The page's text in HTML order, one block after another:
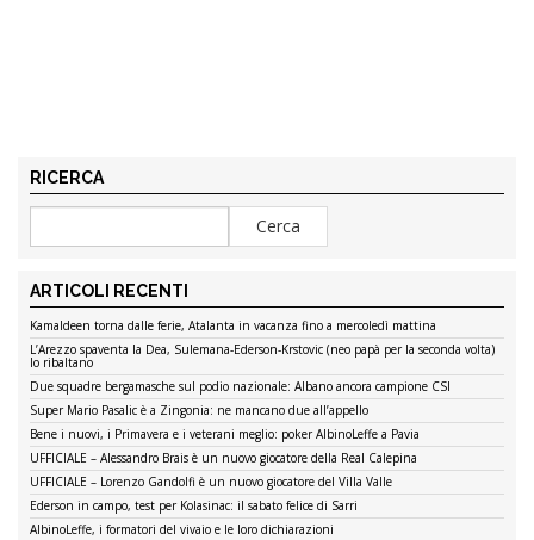
RICERCA
ARTICOLI RECENTI
Kamaldeen torna dalle ferie, Atalanta in vacanza fino a mercoledì mattina
L’Arezzo spaventa la Dea, Sulemana-Ederson-Krstovic (neo papà per la seconda volta)
lo ribaltano
Due squadre bergamasche sul podio nazionale: Albano ancora campione CSI
Super Mario Pasalic è a Zingonia: ne mancano due all’appello
Bene i nuovi, i Primavera e i veterani meglio: poker AlbinoLeffe a Pavia
UFFICIALE – Alessandro Brais è un nuovo giocatore della Real Calepina
UFFICIALE – Lorenzo Gandolfi è un nuovo giocatore del Villa Valle
Ederson in campo, test per Kolasinac: il sabato felice di Sarri
AlbinoLeffe, i formatori del vivaio e le loro dichiarazioni